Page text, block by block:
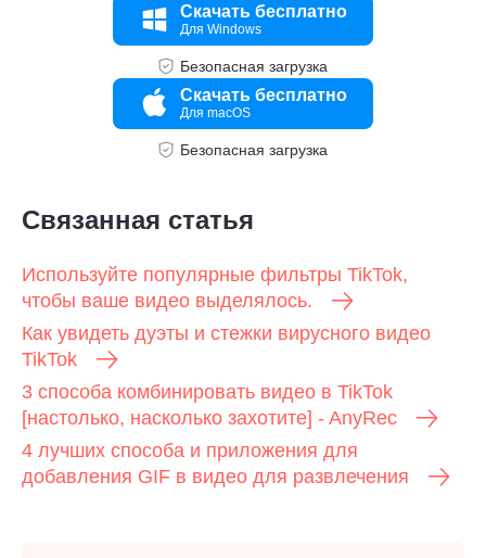
Скачать бесплатно
Для Windows
Безопасная загрузка
Скачать бесплатно
Для macOS
Безопасная загрузка
Связанная статья
Используйте популярные фильтры TikTok,
чтобы ваше видео выделялось.
Как увидеть дуэты и стежки вирусного видео
TikTok
3 способа комбинировать видео в TikTok
[настолько, насколько захотите] - AnyRec
4 лучших способа и приложения для
добавления GIF в видео для развлечения